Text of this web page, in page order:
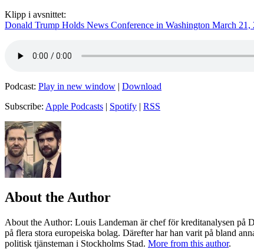
Klipp i avsnittet:
Donald Trump Holds News Conference in Washington March 21,
Podcast: Play in new window | Download
Subscribe: Apple Podcasts | Spotify | RSS
About the Author
About the Author: Louis Landeman är chef för kreditanalysen på
på flera stora europeiska bolag. Därefter har han varit på bland
politisk tjänsteman i Stockholms Stad. More from this author.